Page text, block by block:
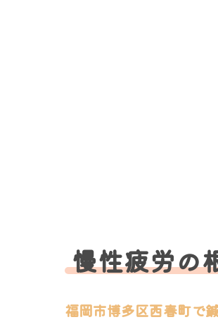
慢性疲労の
福岡市博多区西春町で